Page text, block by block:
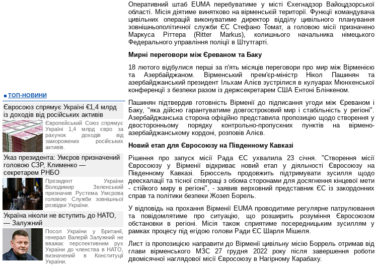
Оперативний штаб EUMA перебуватиме у місті Єхегнадзор Вайоцдзорської
області. Місія діятиме винятково на вірменській території. Функції командувача
цивільних операцій виконуватиме директор відділу цивільного планування
зовнішньополітичної служби ЄС Стефано Томат, а головою місії призначено
Маркуса Ріттера (Ritter Markus), колишнього начальника німецького
Федерального управління поліції в Штутгарті.
Мирні переговори між Єреваном та Баку
18 лютого відбулися перші за п'ять місяців переговори про мир між Вірменією
та Азербайджаном. Вірменський прем'єр-міністр Нікол Пашинян та
азербайджанський президент Ільхам Алієв зустрілися в кулуарах Мюнхенської
конференції з безпеки разом із держсекретарем США Ентоні Блінкеном.
Пашинян підтвердив готовність Вірменії до підписання угоди між Єреваном і
Баку, "яка дійсно гарантуватиме довгостроковий мир і стабільність у регіоні".
Азербайджанська сторона офіційно представила пропозицію щодо створення у
двосторонньому порядку контрольно-пропускних пунктів на вірмено-
азербайджанському кордоні, розповів Алієв.
Новий етап для Євросоюзу на Південному Кавказі
Рішення про запуск місії Рада ЄС ухвалила 23 січня. "Створення місії
Євросоюзу у Вірменії відкриває новий етап у діяльності Євросоюзу на
Південному Кавказі. Брюссель продовжить підтримувати зусилля щодо
деескалації та тісної співпраці з обома сторонами для досягнення кінцевої мети
- стійкого миру в регіоні", - заявив верховний представник ЄС із закордонних
справ та політики безпеки Жозеп Борель.
У відповідь на прохання Вірменії EUMA проводитиме регулярне патрулювання
та повідомлятиме про ситуацію, що розширить розуміння Євросоюзом
обстановки в регіоні. Місія також сприятиме посередницьким зусиллям у
рамках процесу під егідою голови Ради ЄС Шарля Мішеля.
Лист із пропозицією направити до Вірменії цивільну місію Боррель отримав від
глави вірменського МЗС 27 грудня 2022 року після завершення роботи
двомісячної наглядової місії Євросоюзу в Нагірному Карабаху.
ТОП-НОВИНИ
Євросоюз спрямує Україні €1,4 млрд
із доходів від російських активів
Європейський Союз спрямує
Україні 1,4 млрд євро за
рахунок доходів від
заморожених російських
активів.
Указ президента: Умєров призначений
головою СЗР, Клименко —
секретарем РНБО
Президент України
Володимир Зеленський
призначив Pустема Умєрова
головою Служби зовнішньої
розвідки України.
Україна ніколи не вступить до НАТО,
— Залужний
Посол України у Британії,
генерал Валерій Залужний не
вважає перспективним рух
України до членства в НАТО,
визначений в Конституції
України.